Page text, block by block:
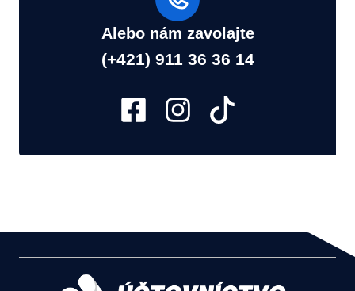
Alebo nám zavolajte
(+421) 911 36 36 14